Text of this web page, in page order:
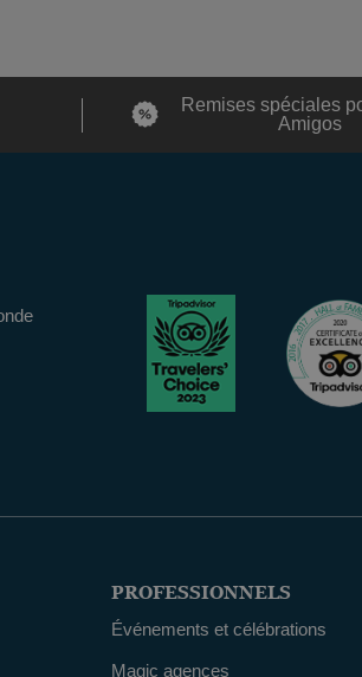
Remises spéciales
Amigos
PROFESSIONNELS
Événements et célébrations
Magic agences